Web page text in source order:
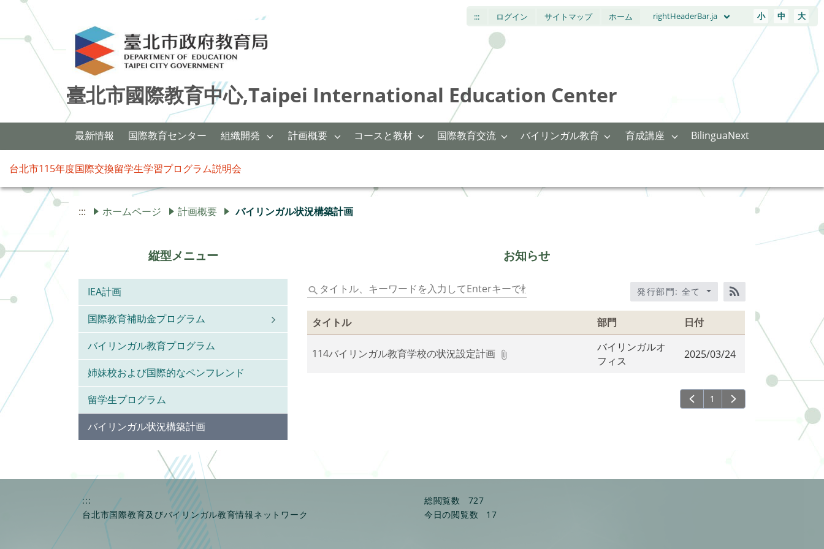
::: ログイン サイトマップ ホーム rightHeaderBar.ja 小 中 大
臺北市國際教育中心,Taipei International Education Center
最新情報 国際教育センター 組織開発 計画概要 コースと教材 国際教育交流 バイリンガル教育 育成講座 BilinguaNext
台北市115年度国際交換留学生学習プログラム説明会
::: ホームページ 計画概要 バイリンガル状況構築計画
縦型メニュー
IEA計画
国際教育補助金プログラム
バイリンガル教育プログラム
姉妹校および国際的なペンフレンド
留学生プログラム
バイリンガル状況構築計画
お知らせ
タ
イ
ト
ル、
ー
Enter
発行部門: 全て
RSS訂閱
タイトル 部門 日付
114バイリンガル教育学校の状況設定計画
バイリンガルオ
フィス
2025/03/24
1
:::
台北市国際教育及びバイリンガル教育情報ネットワーク
総閲覧数
727
今日の閲覧数
17